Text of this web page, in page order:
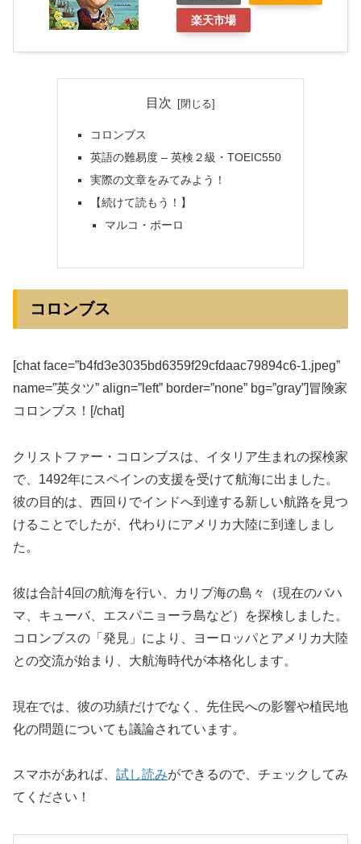
楽天市場
目次
コロンブス
英語の難易度 – 英検２級・TOEIC550
実際の文章をみてみよう！
【続けて読もう！】
マルコ・ポーロ
コロンブス
[chat face=”b4fd3e3035bd6359f29cfdaac79894c6-1.jpeg”
name=”英タツ” align=”left” border=”none” bg=”gray”]冒険家
コロンブス！[/chat]
クリストファー・コロンブスは、イタリア生まれの探検家
で、1492年にスペインの支援を受けて航海に出ました。
彼の目的は、西回りでインドへ到達する新しい航路を見つ
けることでしたが、代わりにアメリカ大陸に到達しまし
た。
彼は合計4回の航海を行い、カリブ海の島々（現在のバハ
マ、キューバ、エスパニョーラ島など）を探検しました。
コロンブスの「発見」により、ヨーロッパとアメリカ大陸
との交流が始まり、大航海時代が本格化します。
現在では、彼の功績だけでなく、先住民への影響や植民地
化の問題についても議論されています。
スマホがあれば、 試し読みができるので、チェックしてみ
てください！